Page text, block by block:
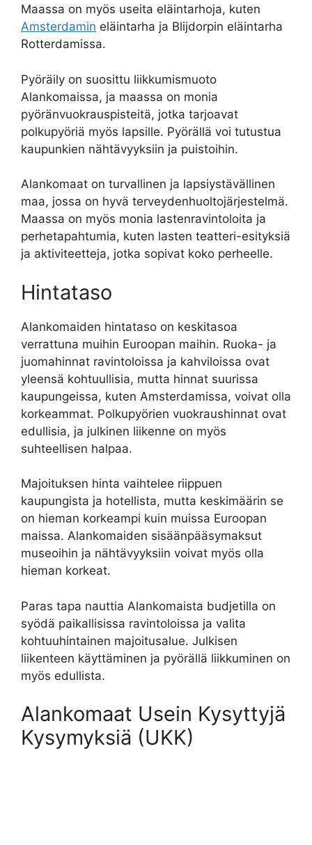
Maassa on myös useita eläintarhoja, kuten
Amsterdamin eläintarha ja Blijdorpin eläintarha
Rotterdamissa.
Pyöräily on suosittu liikkumismuoto
Alankomaissa, ja maassa on monia
pyöränvuokrauspisteitä, jotka tarjoavat
polkupyöriä myös lapsille. Pyörällä voi tutustua
kaupunkien nähtävyyksiin ja puistoihin.
Alankomaat on turvallinen ja lapsiystävällinen
maa, jossa on hyvä terveydenhuoltojärjestelmä.
Maassa on myös monia lastenravintoloita ja
perhetapahtumia, kuten lasten teatteri-esityksiä
ja aktiviteetteja, jotka sopivat koko perheelle.
Hintataso
Alankomaiden hintataso on keskitasoa
verrattuna muihin Euroopan maihin. Ruoka- ja
juomahinnat ravintoloissa ja kahviloissa ovat
yleensä kohtuullisia, mutta hinnat suurissa
kaupungeissa, kuten Amsterdamissa, voivat olla
korkeammat. Polkupyörien vuokraushinnat ovat
edullisia, ja julkinen liikenne on myös
suhteellisen halpaa.
Majoituksen hinta vaihtelee riippuen
kaupungista ja hotellista, mutta keskimäärin se
on hieman korkeampi kuin muissa Euroopan
maissa. Alankomaiden sisäänpääsymaksut
museoihin ja nähtävyyksiin voivat myös olla
hieman korkeat.
Paras tapa nauttia Alankomaista budjetilla on
syödä paikallisissa ravintoloissa ja valita
kohtuuhintainen majoitusalue. Julkisen
liikenteen käyttäminen ja pyörällä liikkuminen on
myös edullista.
Alankomaat Usein Kysyttyjä
Kysymyksiä (UKK)